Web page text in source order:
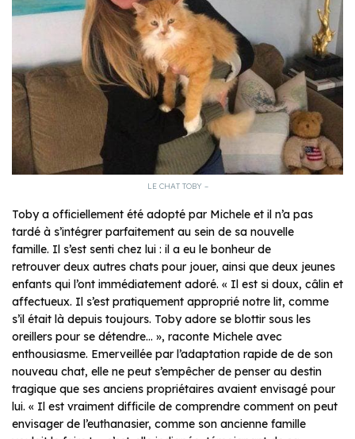
LE CHAT TOBY –
Toby a officiellement été adopté par Michele et il n’a pas
tardé à s’intégrer parfaitement au sein de sa nouvelle
famille. Il s’est senti chez lui : il a eu le bonheur de
retrouver deux autres chats pour jouer, ainsi que deux jeunes
enfants qui l’ont immédiatement adoré. « Il est si doux, câlin et
affectueux. Il s’est pratiquement approprié notre lit, comme
s’il était là depuis toujours. Toby adore se blottir sous les
oreillers pour se détendre… », raconte Michele avec
enthousiasme. Emerveillée par l’adaptation rapide de de son
nouveau chat, elle ne peut s’empêcher de penser au destin
tragique que ses anciens propriétaires avaient envisagé pour
lui. « Il est vraiment difficile de comprendre comment on peut
envisager de l’euthanasier, comme son ancienne famille